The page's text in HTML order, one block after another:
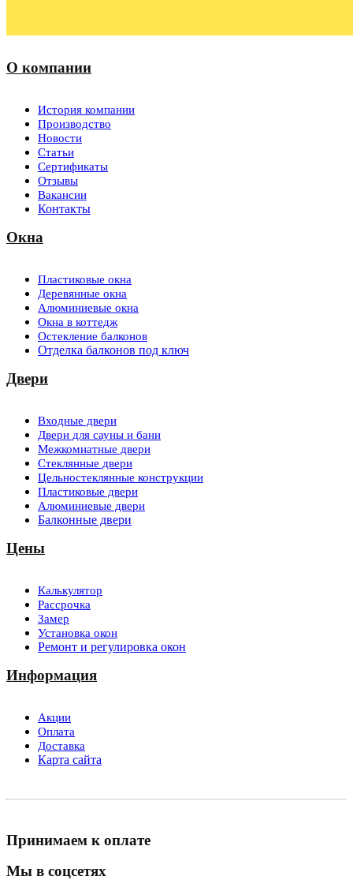
О компании
История компании
Производство
Новости
Статьи
Сертификаты
Отзывы
Вакансии
Контакты
Окна
Пластиковые окна
Деревянные окна
Алюминиевые окна
Окна в коттедж
Остекление балконов
Отделка балконов под ключ
Двери
Входные двери
Двери для сауны и бани
Межкомнатные двери
Стеклянные двери
Цельностеклянные конструкции
Пластиковые двери
Алюминиевые двери
Балконные двери
Цены
Калькулятор
Рассрочка
Замер
Установка окон
Ремонт и регулировка окон
Информация
Акции
Оплата
Доставка
Карта сайта
Принимаем к оплате
Мы в соцсетях